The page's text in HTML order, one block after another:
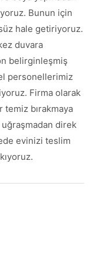
Bunun için
hale getiriyoruz.
duvara
belirginleşmiş
personellerimiz
Firma olarak
temiz bırakmaya
direk
evinizi teslim